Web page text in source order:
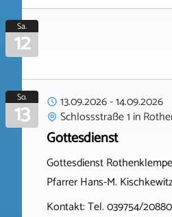
Sa.
12
So.
13 13.09.2026-14.09.2026
Schlossstraße 1 in
Gottesdienst
Gottesdienst
Pfarrer Hans-M.
Kontakt: Tel. 039754/20880